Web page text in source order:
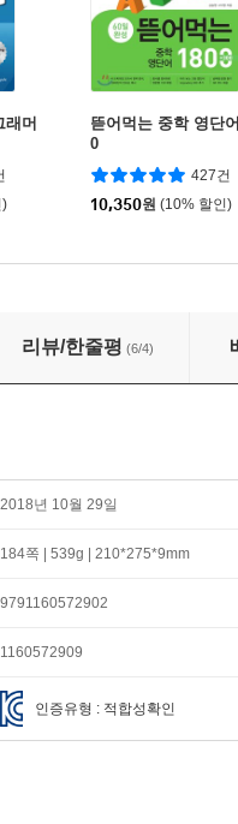
머
)
뜯어먹는 중학 영단
0
427건
10,350원 (10% 할인)
의고사 Level 1-2
리뷰/한줄평 (6/4)
2018년 10월 29일
184쪽 | 539g | 210*275*9mm
9791160572902
1160572909
인증유형 : 적합성확인